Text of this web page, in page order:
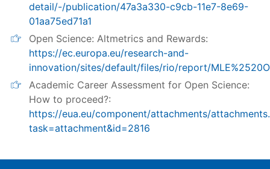
detail/-/publication/47a3a330-c9cb-11e7-8e69-
01aa75ed71a1
Open Science: Altmetrics and Rewards:
https://ec.europa.eu/research-and-
innovation/sites/default/files/rio/report/
Academic Career Assessment for Open Science:
How to proceed?:
https://eua.eu/component/attachments/
task=attachment&id=2816